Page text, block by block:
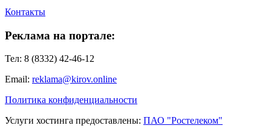
Контакты
Реклама на портале:
Тел: 8 (8332) 42-46-12
Email: reklama@kirov.online
Политика конфиденциальности
Услуги хостинга предоставлены: ПАО "Ростелеком"